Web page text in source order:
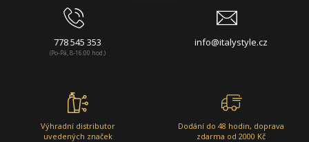
778 545 353
(Po-Pá, 8-16:00 hod.)
info@italystyle.cz
Výhradní distributor
uvedených značek
Dodání do 48 hodin, doprava
zdarma od 2000 Kč